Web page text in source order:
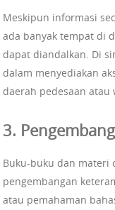
Meskipun informasi
ada banyak tempat di
dapat diandalkan. Di
dalam menyediakan
daerah pedesaan atau
3.
Buku-buku dan materi
pengembangan
atau pemahaman